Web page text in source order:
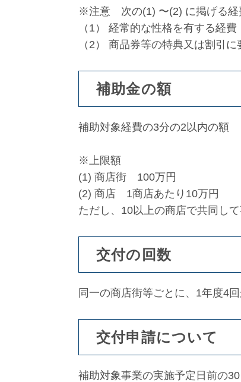
※注意 次の(1) 〜(2) に掲げる経
（1） 経常的な性格を有する経費
（2） 商品券等の特典又は割引に
補助金の額
補助対象経費の3分の2以内の額
※上限額
(1) 商店街 100万円
(2) 商店 1商店あたり10万円
ただし、10以上の商店で共同し
交付の回数
同一の商店街等ごとに、1年度4
交付申請について
補助対象事業の実施予定日前の